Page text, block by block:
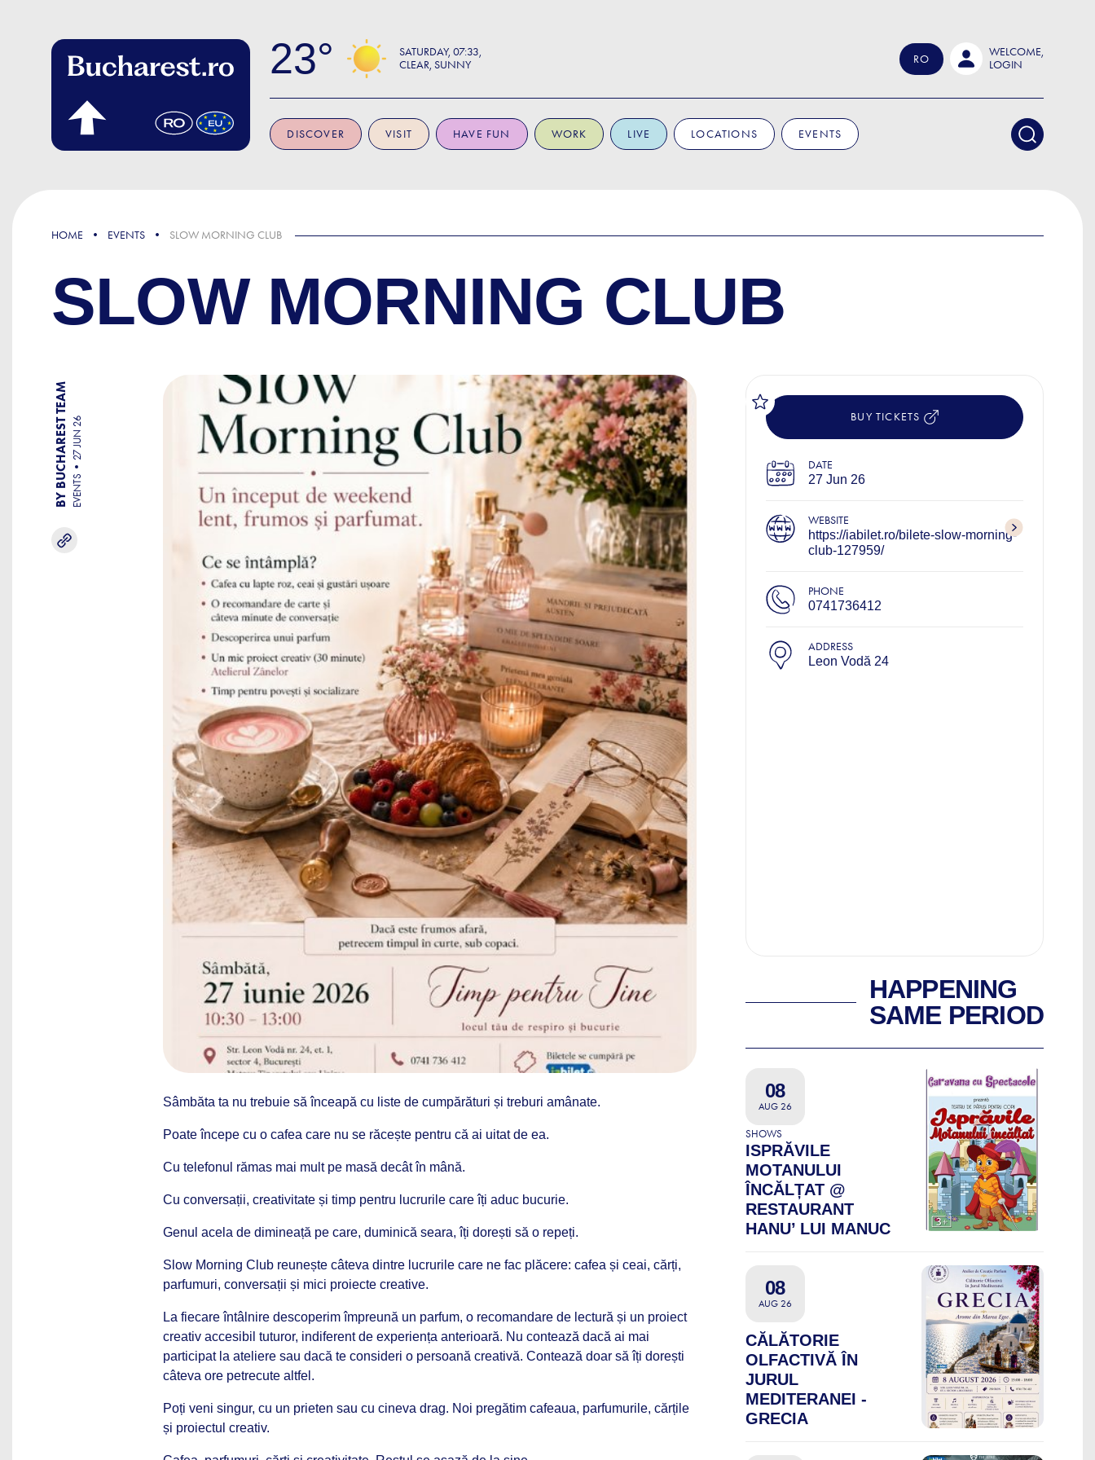
23 SATURDAY 07:33
CLEAR, SUNNY
RO
WELCOME,
LOGIN
DISCOVER VISIT HAVE FUN WORK LIVE LOCATIONS EVENTS
HOME EVENTS SLOW MORNING CLUB
SLOW MORNING CLUB
BY BUCHAREST TEAM EVENTS
27 JUN 26
Sâmbăta ta nu trebuie să înceapă cu liste de cumpărături și treburi amânate.
Poate începe cu o cafea care nu se răcește pentru că ai uitat de ea.
Cu telefonul rămas mai mult pe masă decât în mână.
Cu conversații, creativitate și timp pentru lucrurile care îți aduc bucurie.
Genul acela de dimineață pe care, duminică seara, îți dorești să o repeți.
Slow Morning Club reunește câteva dintre lucrurile care ne fac plăcere: cafea și ceai, cărți,
parfumuri, conversații și mici proiecte creative.
La fiecare întâlnire descoperim împreună un parfum, o recomandare de lectură și un proiect
creativ accesibil tuturor, indiferent de experiența anterioară. Nu contează dacă ai mai
participat la ateliere sau dacă te consideri o persoană creativă. Contează doar să îți dorești
câteva ore petrecute altfel.
Poți veni singur, cu un prieten sau cu cineva drag. Noi pregătim cafeaua, parfumurile, cărțile
și proiectul creativ.
BUY TICKETS
DATE
27 Jun 26
WEBSITE
https://iabilet.ro/bilete-slow-morning-
club-127959/
PHONE
0741736412
ADDRESS
Leon Vodă 24
HAPPENING
SAME PERIOD
08
AUG 26
SHOWS
ISPRĂVILE
MOTANULUI
ÎNCĂLȚAT @
RESTAURANT
HANU’ LUI MANUC
08
AUG 26
CĂLĂTORIE
OLFACTIVĂ ÎN
JURUL
MEDITERANEI -
GRECIA